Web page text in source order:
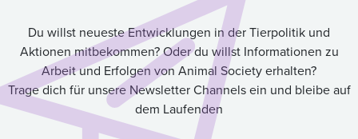
Du willst neueste Entwicklungen in der Tierpolitik und
Aktionen mitbekommen? Oder du willst Informationen zu
Arbeit und Erfolgen von Animal Society erhalten?
Trage dich für unsere Newsletter Channels ein und bleibe auf
dem Laufenden